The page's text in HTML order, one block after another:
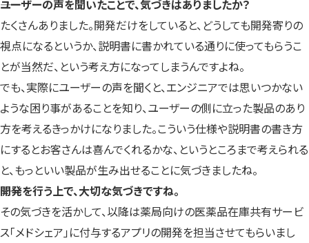
――ユーザーの声を聞いたことで、気づきはありましたか？
たくさんありました。開発だけをしていると、どうしても開発寄りの
視点になるというか、説明書に書かれている通りに使ってもらうこ
とが当然だ、という考え方になってしまうんですよね。
でも、実際にユーザーの声を聞くと、エンジニアでは思いつかない
ような困り事があることを知り、ユーザーの側に立った製品のあり
方を考えるきっかけになりました。こういう仕様や説明書の書き方
にするとお客さんは喜んでくれるかな、というところまで考えられる
と、もっといい製品が生み出せることに気づきましたね。
――開発を行う上で、大切な気づきですね。
その気づきを活かして、以降は薬局向けの医薬品在庫共有サービ
ス「メドシェア」に付与するアプリの開発を担当させてもらいまし